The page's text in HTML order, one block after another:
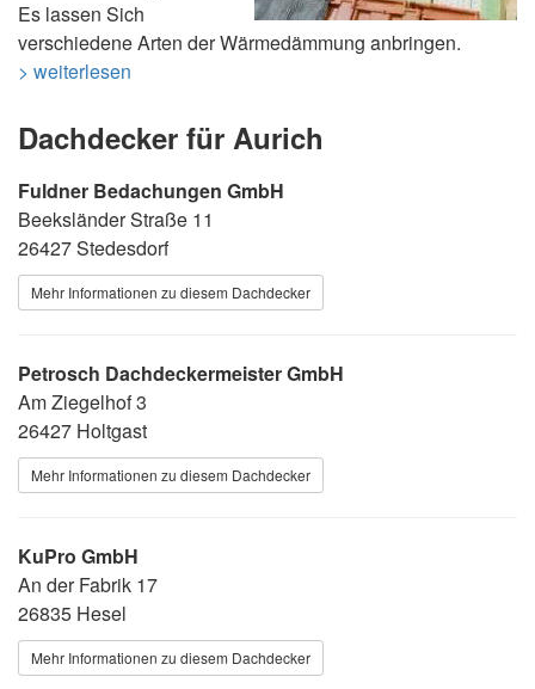
Es lassen Sich
verschiedene Arten der Wärmedämmung anbringen.
> weiterlesen
Dachdecker für Aurich
Fuldner Bedachungen GmbH
Beeksländer Straße 11
26427 Stedesdorf
Mehr Informationen zu diesem Dachdecker
Petrosch Dachdeckermeister GmbH
Am Ziegelhof 3
26427 Holtgast
Mehr Informationen zu diesem Dachdecker
KuPro GmbH
An der Fabrik 17
26835 Hesel
Mehr Informationen zu diesem Dachdecker